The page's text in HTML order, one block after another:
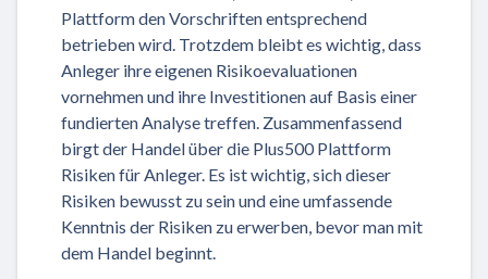
Plattform den Vorschriften entsprechend
betrieben wird. Trotzdem bleibt es wichtig, dass
Anleger ihre eigenen Risikoevaluationen
vornehmen und ihre Investitionen auf Basis einer
fundierten Analyse treffen. Zusammenfassend
birgt der Handel über die Plus500 Plattform
Risiken für Anleger. Es ist wichtig, sich dieser
Risiken bewusst zu sein und eine umfassende
Kenntnis der Risiken zu erwerben, bevor man mit
dem Handel beginnt.